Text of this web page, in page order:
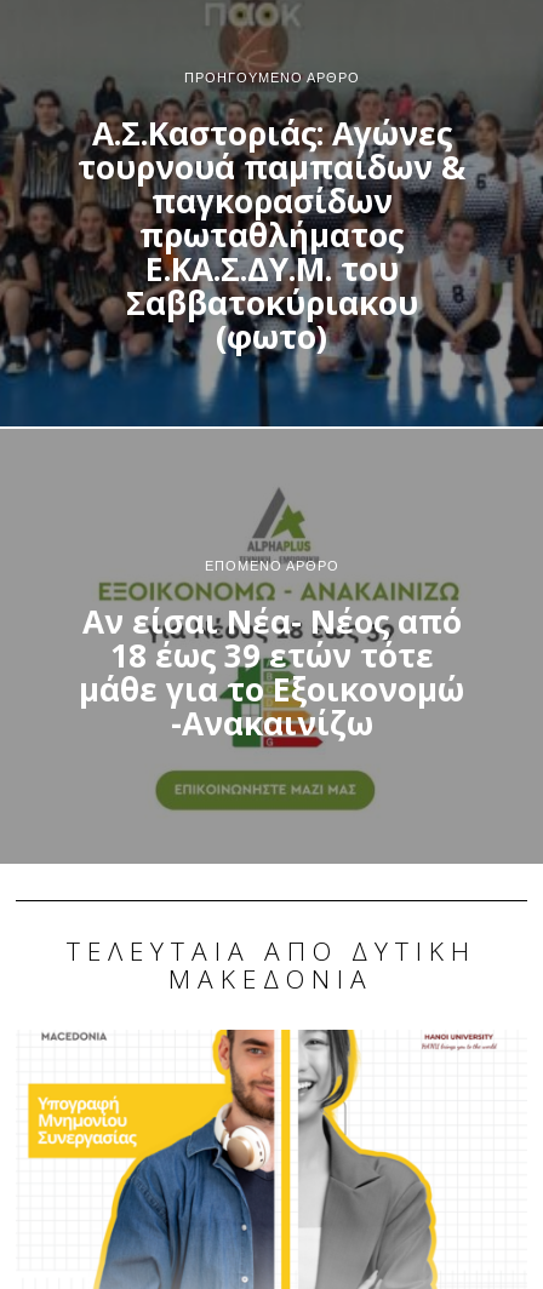
ΠΡΟΗΓΟΎΜΕΝΟ ΆΡΘΡΟ
Α.Σ.Καστοριάς: Αγώνες
τουρνουά παμπαίδων &
παγκορασίδων
πρωταθλήματος
Ε.ΚΑ.Σ.ΔΥ.Μ. του
Σαββατοκύριακου
(φωτο)
ΕΠΌΜΕΝΟ ΆΡΘΡΟ
Αν είσαι Νέα- Νέος από
18 έως 39 ετών τότε
μάθε για το Εξοικονομώ
-Ανακαινίζω
ΤΕΛΕΥΤΑΊΑ ΑΠΌ ΔΥΤΙΚΉ
ΜΑΚΕΔΟΝΊΑ